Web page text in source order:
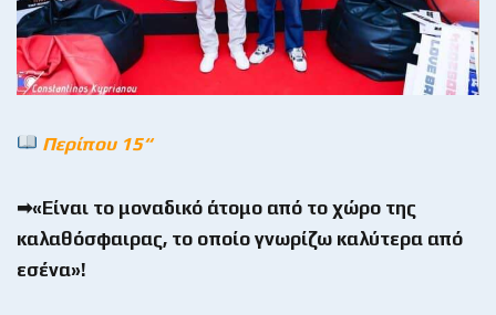
Περίπου 15“
➡«Είναι το μοναδικό άτομο από το χώρο της
καλαθόσφαιρας, το οποίο γνωρίζω καλύτερα από
εσένα»!